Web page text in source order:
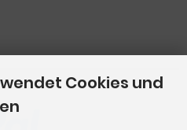
Cookies und